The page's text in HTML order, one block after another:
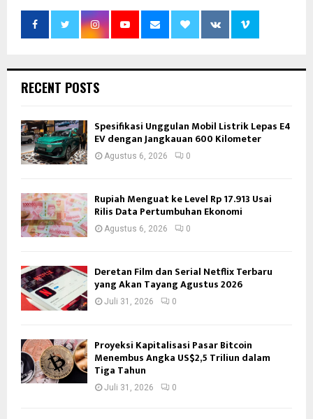
RECENT POSTS
Spesifikasi Unggulan Mobil Listrik Lepas E4
EV dengan Jangkauan 600 Kilometer
Agustus 6, 2026 0
Rupiah Menguat ke Level Rp 17.913 Usai
Rilis Data Pertumbuhan Ekonomi
Agustus 6, 2026 0
Deretan Film dan Serial Netflix Terbaru
yang Akan Tayang Agustus 2026
Juli 31, 2026 0
Proyeksi Kapitalisasi Pasar Bitcoin
Menembus Angka US$2,5 Triliun dalam
Tiga Tahun
Juli 31, 2026 0